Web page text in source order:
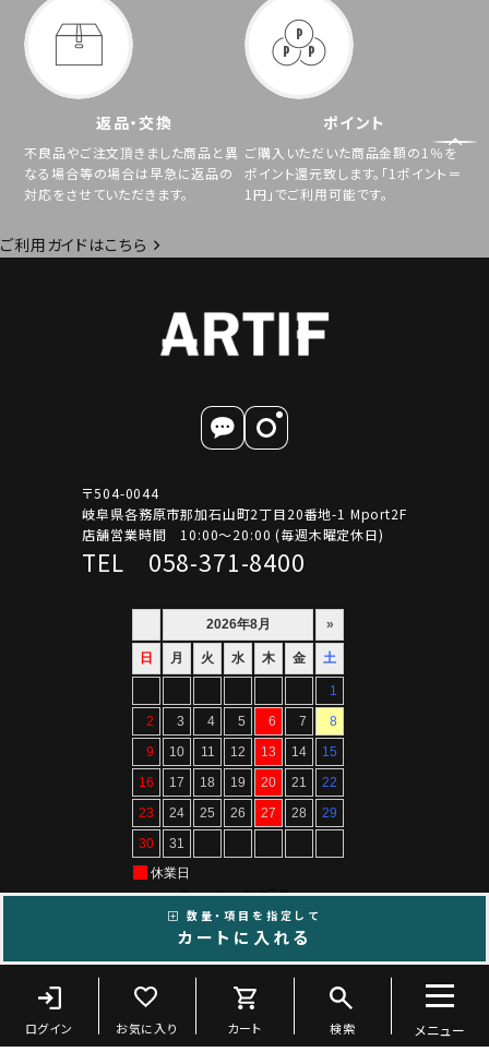
返品・交換
不良品やご注文頂きました商品と異
なる場合等の場合は早急に返品の
対応をさせていただきます。
ポイント
ご購入いただいた商品金額の1％を
ポイント還元致します。「1ポイント＝
1円」でご利用可能です。
ご利用ガイドはこちら
〒504-0044
岐阜県各務原市那加石山町2丁目20番地-1 Mport2F
店舗営業時間 10:00～20:00 (毎週木曜定休日)
TEL 058-371-8400
Copyright ©ARTIF All Rights Reserved.
数量・項目を指定して
カートに入れる